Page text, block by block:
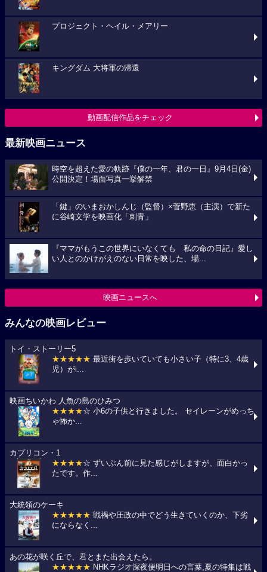
プロジェクト・ヘイル・メアリー
キングダム 大将軍の帰還
動画配信作品をチェック
最新映画ニュース
時空を超えた愛の軌跡『僕の一年、君の一日』9月4日(金)
公開決定！場面写真一挙解禁
「鍵」のいまおかしんじ（監督）×菅野恵（主演）で新た
に谷崎文学を映画化「刺青」
『ママがもうこの世界にいなくても 私の命の日記』愛し
い人とのかけがえのない日常を映した、場...
映画ニュースへ
みんなの映画レビュー
トイ・ストーリー5
★★★★★ 最近街を歩いていても小さい子（特に3、4歳
児）がi...
映画ちいかわ 人魚の島のひみつ
★★★★☆ 小6の子供と行きました。 セイレーンがめっち
ゃ怖か...
カプリコン・1
★★★★☆ ずいぶん前に見た感じがしますが、面白かっ
たです。作...
大統領のケーキ
★★★★★ 戦禍や圧政の中でどう生きていくのか、下劣
にならなく...
あの花が咲く丘で、君とまた出会えたら。
★★★★★ NHKラジオ深夜便明日への言葉,夏の特集は戦